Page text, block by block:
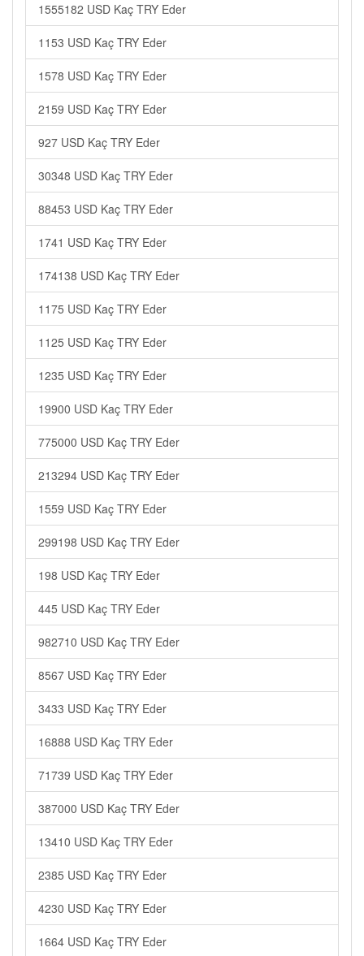
1555182 USD Kaç TRY Eder
1153 USD Kaç TRY Eder
1578 USD Kaç TRY Eder
2159 USD Kaç TRY Eder
927 USD Kaç TRY Eder
30348 USD Kaç TRY Eder
88453 USD Kaç TRY Eder
1741 USD Kaç TRY Eder
174138 USD Kaç TRY Eder
1175 USD Kaç TRY Eder
1125 USD Kaç TRY Eder
1235 USD Kaç TRY Eder
19900 USD Kaç TRY Eder
775000 USD Kaç TRY Eder
213294 USD Kaç TRY Eder
1559 USD Kaç TRY Eder
299198 USD Kaç TRY Eder
198 USD Kaç TRY Eder
445 USD Kaç TRY Eder
982710 USD Kaç TRY Eder
8567 USD Kaç TRY Eder
3433 USD Kaç TRY Eder
16888 USD Kaç TRY Eder
71739 USD Kaç TRY Eder
387000 USD Kaç TRY Eder
13410 USD Kaç TRY Eder
2385 USD Kaç TRY Eder
4230 USD Kaç TRY Eder
1664 USD Kaç TRY Eder